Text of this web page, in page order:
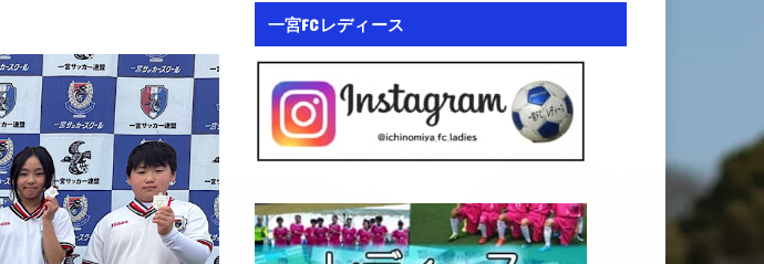
一宮FCレディース